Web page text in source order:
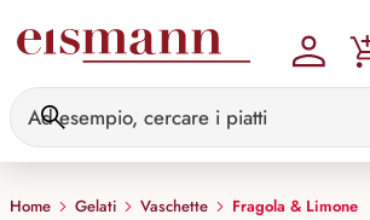
Home Gelati Vaschette Fragola & Limone